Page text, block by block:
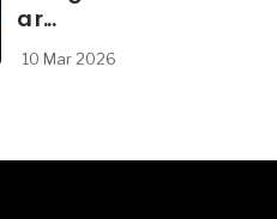
a r...
10 Mar 2026